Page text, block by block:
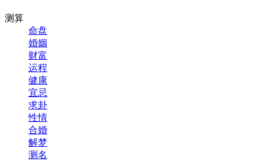
测算
命盘
婚姻
财富
运程
健康
宜忌
求卦
性情
合婚
解梦
测名